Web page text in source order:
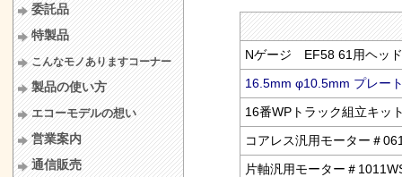
Nゲージ EF58 61用ヘッ
16.5mm φ10.5mm プレー
16番WPトラック組立キ
コアレス汎用モーター＃
片軸汎用モーター＃
委託品
特製品
こんなモノありますコーナー
製品の使い方
エコーモデルの想い
営業案内
通信販売